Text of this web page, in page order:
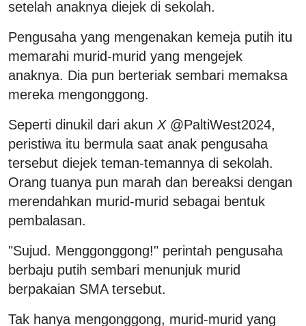
setelah anaknya diejek di sekolah.
Pengusaha yang mengenakan kemeja putih itu
memarahi murid-murid yang mengejek
anaknya. Dia pun berteriak sembari memaksa
mereka mengonggong.
Seperti dinukil dari akun X@PaltiWest2024,
peristiwa itu bermula saat anak pengusaha
tersebut diejek teman-temannya di sekolah.
Orang tuanya pun marah dan bereaksi dengan
merendahkan murid-murid sebagai bentuk
pembalasan.
"Sujud. Menggonggong!" perintah pengusaha
berbaju putih sembari menunjuk murid
berpakaian SMA tersebut.
Tak hanya mengonggong, murid-murid yang